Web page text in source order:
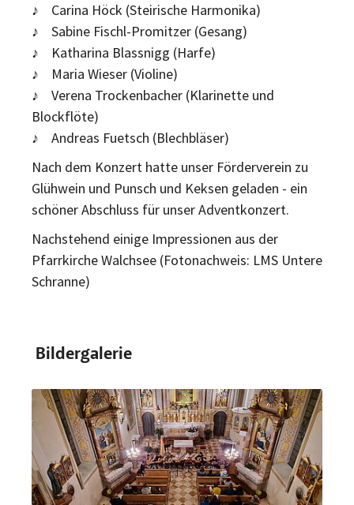
♪ Carina Höck (Steirische Harmonika)
♪ Sabine Fischl-Promitzer (Gesang)
♪ Katharina Blassnigg (Harfe)
♪ Maria Wieser (Violine)
♪ Verena Trockenbacher (Klarinette und
Blockflöte)
♪ Andreas Fuetsch (Blechbläser)
Nach dem Konzert hatte unser Förderverein zu
Glühwein und Punsch und Keksen geladen - ein
schöner Abschluss für unser Adventkonzert.
Nachstehend einige Impressionen aus der
Pfarrkirche Walchsee (Fotonachweis: LMS Untere
Schranne)
Bildergalerie